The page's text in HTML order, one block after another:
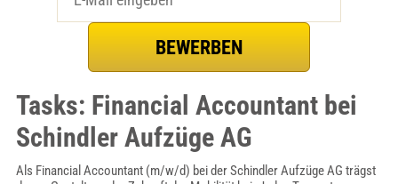
Tasks: Financial Accountant bei
Schindler Aufzüge AG
Als Financial Accountant (m/w/d) bei der Schindler Aufzüge AG trägst